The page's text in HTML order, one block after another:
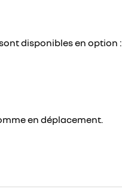
disponibles en option :
en déplacement.